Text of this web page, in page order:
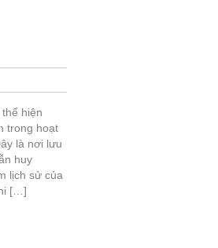
hiện
trong hoạt
là nơi lưu
huy
lịch sử của
[…]